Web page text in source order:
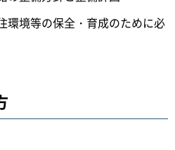
環境等の保全・育成のために必